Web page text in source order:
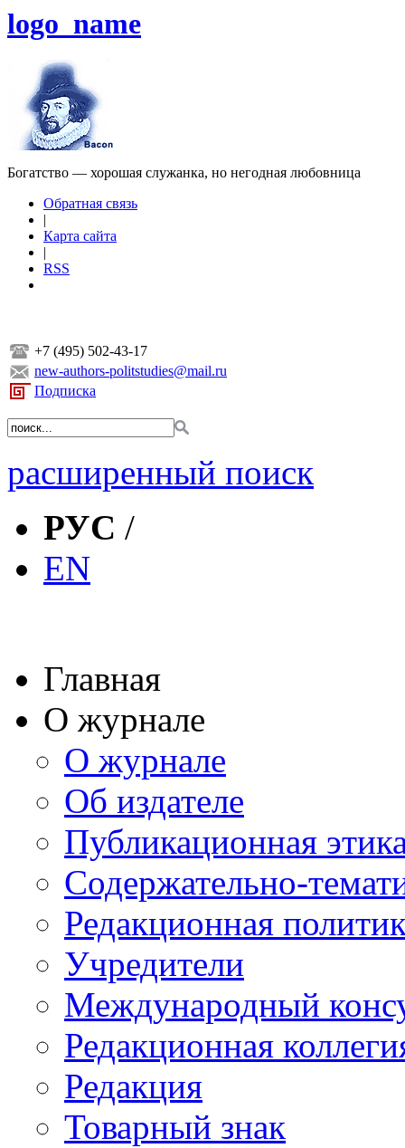
logo_name
Богатство — хорошая служанка, но негодная любовница
Обратная связь
|
Карта сайта
|
RSS
+7 (495) 502-43-17
new-authors-politstudies@mail.ru
Подписка
расширенный поиск
РУС /
EN
Главная
О журнале
О журнале
Об издателе
Публикационная
Содержательно-
Редакционная
Учредители
Международный
Редакционная
Редакция
Товарный знак